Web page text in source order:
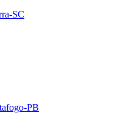
SC
PB